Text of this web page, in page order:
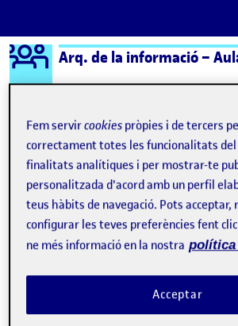
Saltar al contingutLogo Ágora
Semestre 20231 - Aula 2 Adrián Sáez
Adrián Sáez
Publicat perR4. Disseny de la
Visibilitat:
Públic-Data de publicació
27 Des. 202328 desembre, 2023
-comentariel R4.
Hola companys, A continuació us adjuntaré
Fem servircookies pròpies i de tercers
correctament totes les funcionalitats
finalitats analítiques i per mostrar-te
personalitzada d'acord amb un perfil
teus hàbits de navegació. Pots acceptar,
configurar les teves preferències fent
ne més informació en la nostra política
Acceptar